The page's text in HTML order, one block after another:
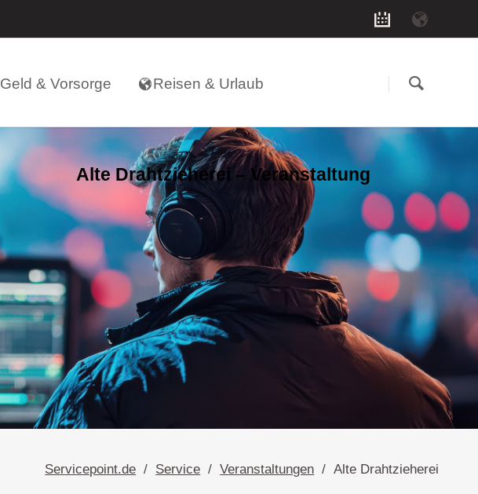
Geld & Vorsorge Reisen & Urlaub
Alte Drahtzieherei – Veranstaltung
Servicepoint.de Service Veranstaltungen Alte Drahtzieherei